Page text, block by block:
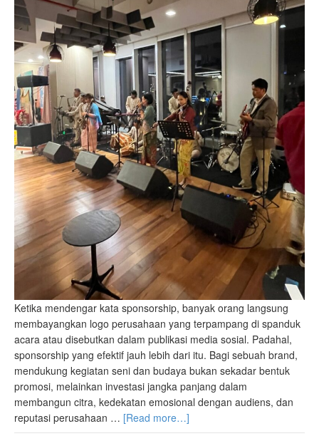
Ketika mendengar kata sponsorship, banyak orang langsung
membayangkan logo perusahaan yang terpampang di spanduk
acara atau disebutkan dalam publikasi media sosial. Padahal,
sponsorship yang efektif jauh lebih dari itu. Bagi sebuah brand,
mendukung kegiatan seni dan budaya bukan sekadar bentuk
promosi, melainkan investasi jangka panjang dalam
membangun citra, kedekatan emosional dengan audiens, dan
reputasi perusahaan … [Read more…]